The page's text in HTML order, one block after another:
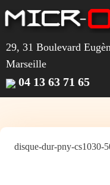
au
contenu
29, 31 Boulevard
Marseille
04 13 63 71 65
disque-dur-pny-cs1030-